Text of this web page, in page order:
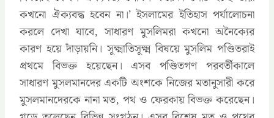
কখনো ঐক্যবদ্ধ হবেন না।’ ইসলামের ইতিহাস পর্যালোচনা
করলে দেখা যাবে, সাধারণ মুসলিমরা কখনো অনৈক্যের
কারণ হয়ে দাঁড়ায়নি। সূক্ষ্মাতিসূক্ষ্ম বিষয়ে মুসলিম পণ্ডিতরাই
প্রথমে বিভক্ত হয়েছেন। এসব পণ্ডিতগণ পরবর্তীকালে
সাধারণ মুসলমানদের একটি অংশকে নিজের মতানুসারী করে
মুসলমানদেরকে নানা মত, পথ ও ফেরকায় বিভক্ত করেছেন।